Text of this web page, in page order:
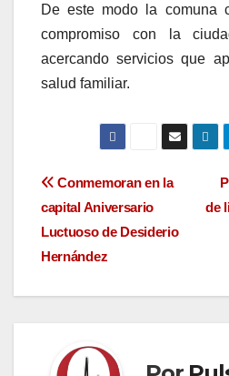
De este modo la comuna
compromiso con la
acercando servicios que
salud familiar.
Navegación
de
entradas
de
Conmemoran en la
capital Aniversario
Luctuoso de Desiderio
Hernández